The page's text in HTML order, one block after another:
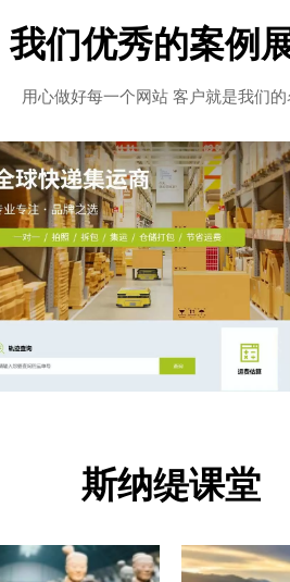
我们优秀的案例
用心做好每一个网站 客户就是我们
斯纳缇课堂